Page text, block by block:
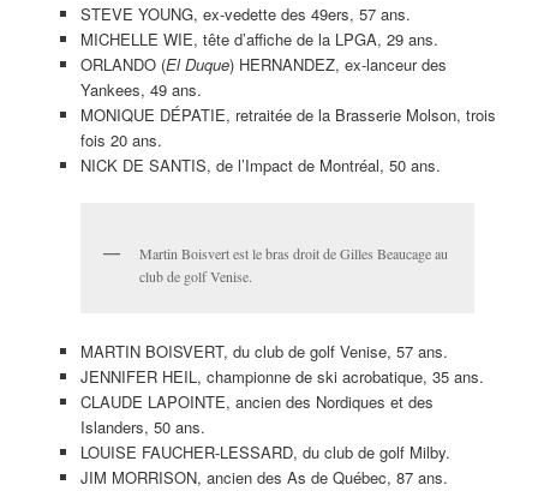
STEVE YOUNG, ex-vedette des 49ers, 57 ans.
MICHELLE WIE, tête d’affiche de la LPGA, 29 ans.
ORLANDO (El Duque) HERNANDEZ, ex-lanceur des
Yankees, 49 ans.
MONIQUE DÉPATIE, retraitée de la Brasserie Molson, trois
fois 20 ans.
NICK DE SANTIS, de l’Impact de Montréal, 50 ans.
Martin Boisvert est le bras droit de Gilles Beaucage au
club de golf Venise.
MARTIN BOISVERT, du club de golf Venise, 57 ans.
JENNIFER HEIL, championne de ski acrobatique, 35 ans.
CLAUDE LAPOINTE, ancien des Nordiques et des
Islanders, 50 ans.
LOUISE FAUCHER-LESSARD, du club de golf Milby.
JIM MORRISON, ancien des As de Québec, 87 ans.